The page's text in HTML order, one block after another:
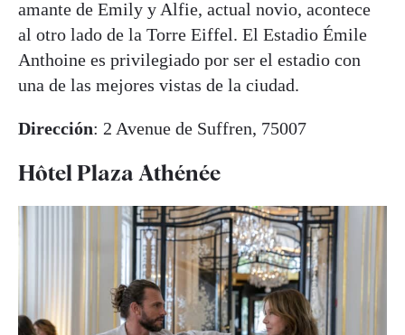
amante de Emily y Alfie, actual novio, acontece
al otro lado de la Torre Eiffel. El Estadio Émile
Anthoine es privilegiado por ser el estadio con
una de las mejores vistas de la ciudad.
Dirección: 2 Avenue de Suffren, 75007
Hôtel Plaza Athénée